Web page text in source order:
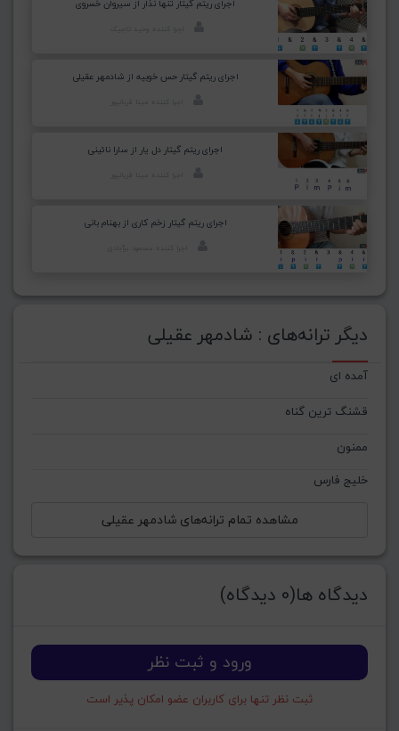
اجرای ریتم گیتار تنها نذار از سیروان خسروی
اجرای ریتم گیتار حس خوبیه از شادمهر عقیلی
اجرای ریتم گیتار دل یار از سارا نائینی
اجرای ریتم گیتار زخم کاری از بهنام بانی
دیگر ترانه‌های : شادمهر عقیلی
آمده ای
قشنگ‌ ترین گناه
ممنون
خلیج فارس
مشاهده تمام ترانه‌های شادمهر عقیلی
دیدگاه ها(0 دیدگاه)
ورود و ثبت نظر
ثبت نظر تنها برای کاربران عضو امکان پذیر است